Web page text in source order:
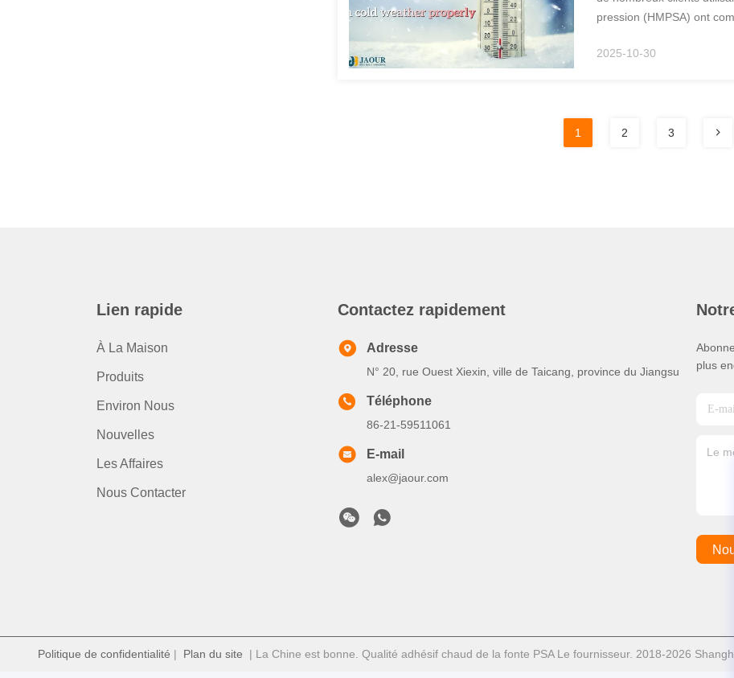
pression (HMPSA) ont
HMPSA, ...
2025-10-30
1 2 3
Lien rapide
À La Maison
Produits
Environ Nous
Nouvelles
Les Affaires
Nous Contacter
Contactez rapidement
Adresse
N° 20, rue Ouest Xiexin, ville de Taicang, province du Jiangsu
Téléphone
86-21-59511061
E-mail
alex@jaour.com
plus
Politique de confidentialité | Plan du site | La Chine est bonne. Qualité adhésif chaud de la fonte PSA Le fournisseur. 2018-2026